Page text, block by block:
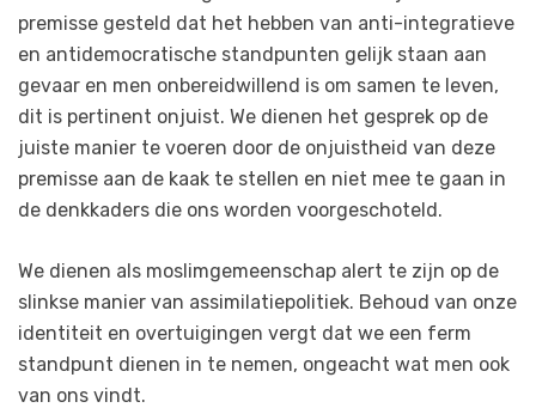
premisse gesteld dat het hebben van anti-integratieve
en antidemocratische standpunten gelijk staan aan
gevaar en men onbereidwillend is om samen te leven,
dit is pertinent onjuist. We dienen het gesprek op de
juiste manier te voeren door de onjuistheid van deze
premisse aan de kaak te stellen en niet mee te gaan in
de denkkaders die ons worden voorgeschoteld.
We dienen als moslimgemeenschap alert te zijn op de
slinkse manier van assimilatiepolitiek. Behoud van onze
identiteit en overtuigingen vergt dat we een ferm
standpunt dienen in te nemen, ongeacht wat men ook
van ons vindt.